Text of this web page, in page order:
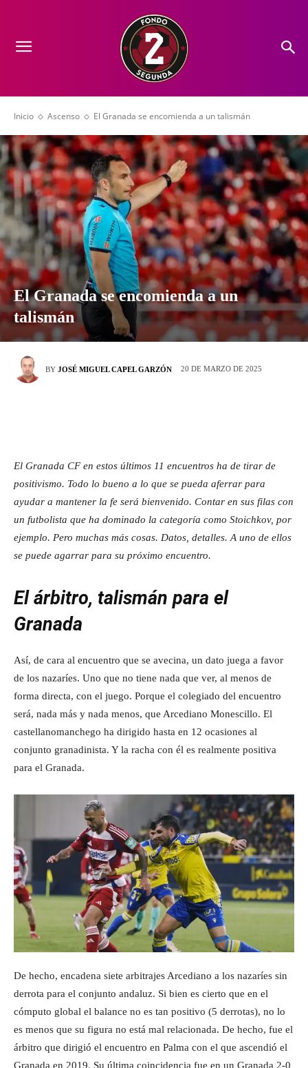
Inicio Ascenso El Granada se encomienda a un talismán
El Granada se encomienda a un
talismán
BY JOSÉ MIGUEL CAPEL GARZÓN 20 DE MARZO DE 2025
El Granada CF en estos últimos 11 encuentros ha de tirar de
positivismo. Todo lo bueno a lo que se pueda aferrar para
ayudar a mantener la fe será bienvenido. Contar en sus filas con
un futbolista que ha dominado la categoría como Stoichkov, por
ejemplo. Pero muchas más cosas. Datos, detalles. A uno de ellos
se puede agarrar para su próximo encuentro.
El árbitro, talismán para el
Granada
Así, de cara al encuentro que se avecina, un dato juega a favor
de los nazaríes. Uno que no tiene nada que ver, al menos de
forma directa, con el juego. Porque el colegiado del encuentro
será, nada más y nada menos, que Arcediano Monescillo. El
castellanomanchego ha dirigido hasta en 12 ocasiones al
conjunto granadinista. Y la racha con él es realmente positiva
para el Granada.
De hecho, encadena siete arbitrajes Arcediano a los nazaríes sin
derrota para el conjunto andaluz. Si bien es cierto que en el
cómputo global el balance no es tan positivo (5 derrotas), no lo
es menos que su figura no está mal relacionada. De hecho, fue el
árbitro que dirigió el encuentro en Palma con el que ascendió el
Granada en 2019. Su última coincidencia fue en un Granada 2-0